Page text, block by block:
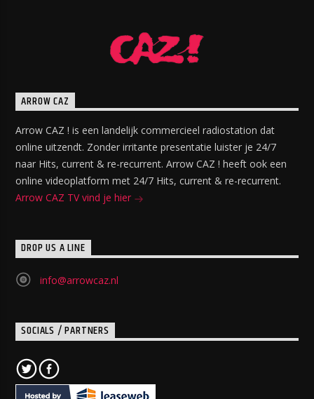
ARROW CAZ
Arrow CAZ ! is een landelijk commercieel radiostation dat
online uitzendt. Zonder irritante presentatie luister je 24/7
naar Hits, current & re-recurrent. Arrow CAZ ! heeft ook een
online videoplatform met 24/7 Hits, current & re-recurrent.
Arrow CAZ TV vind je hier
DROP US A LINE
info@arrowcaz.nl
SOCIALS / PARTNERS